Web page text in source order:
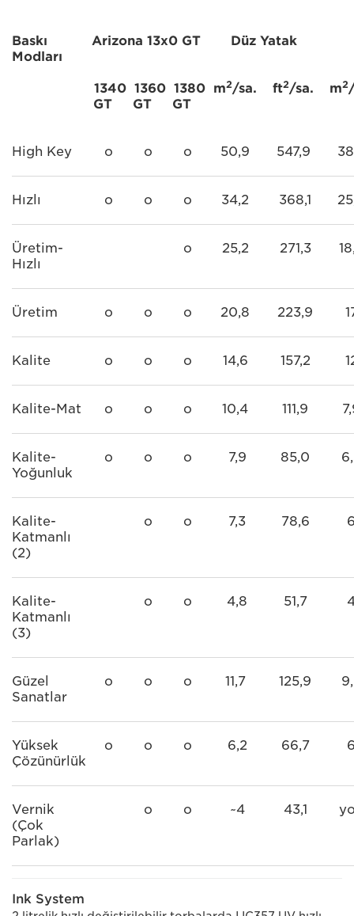
Baskı
Modları
Arizona 13x0 GT Düz Yatak
1340
GT
1360
GT
1380
GT
m2/sa. ft2/sa. m2
High Key o o o 50,9 547,9
Hızlı o o o 34,2 368,1
Üretim-
Hızlı
o 25,2 271,3
Üretim o o o 20,8 223,9
Kalite o o o 14,6 157,2
Kalite-Mat o o o 10,4 111,9
Kalite-
Yoğunluk
o o o 7,9 85,0
Kalite-
Katmanlı
(2)
o o 7,3 78,6
Kalite-
Katmanlı
(3)
o o 4,8 51,7
Güzel
Sanatlar
o o o 11,7 125,9
Yüksek
Çözünürlük
o o o 6,2 66,7
Vernik
(Çok
Parlak)
o o ~4 43,1
Ink System